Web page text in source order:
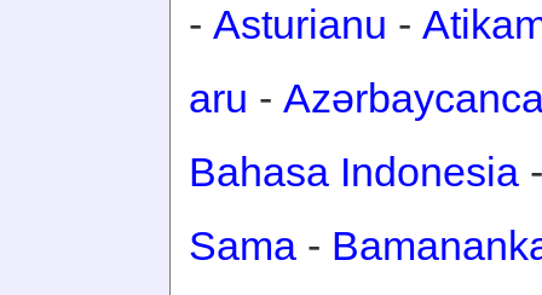
- Asturianu -
aru -
Bahasa Indonesia
Sama -